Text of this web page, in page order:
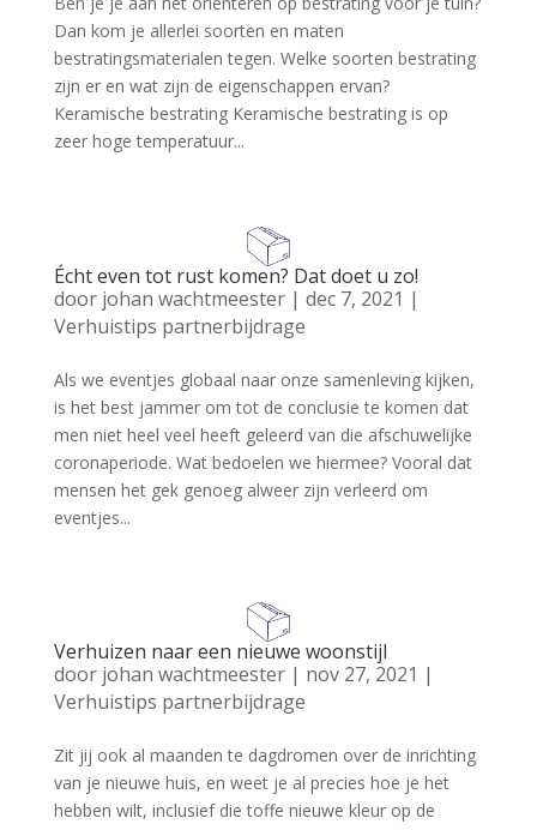
Dan kom je allerlei soorten en maten
bestratingsmaterialen tegen. Welke soorten bestrating
zijn er en wat zijn de eigenschappen ervan?
Keramische bestrating Keramische bestrating is op
zeer hoge temperatuur...
Écht even tot rust komen? Dat doet u zo!
door johan wachtmeester| dec 7, 2021 |
Verhuistips partnerbijdrage
Als we eventjes globaal naar onze samenleving kijken,
is het best jammer om tot de conclusie te komen dat
men niet heel veel heeft geleerd van die afschuwelijke
coronaperiode. Wat bedoelen we hiermee? Vooral dat
mensen het gek genoeg alweer zijn verleerd om
eventjes...
Verhuizen naar een nieuwe woonstijl
door johan wachtmeester| nov 27, 2021 |
Verhuistips partnerbijdrage
Zit jij ook al maanden te dagdromen over de inrichting
van je nieuwe huis, en weet je al precies hoe je het
hebben wilt, inclusief die toffe nieuwe kleur op de